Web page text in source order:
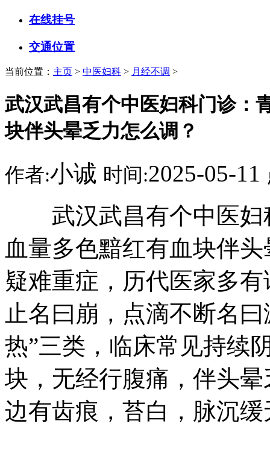
在线挂号
交通位置
当前位置： 主页 > 中医妇科 > 月经不调 >
武汉武昌有个中医妇科门诊：
块伴头晕乏力怎么调？
作者:小诚 时间:2025-05-11
武汉武昌有个中医妇
血量多色黯红有血块伴
疑难重症，历代医家多
止名曰崩，点滴不断名
热”三类，临床常见持续
块，无经行腹痛，伴头
边有齿痕，苔白，脉沉缓